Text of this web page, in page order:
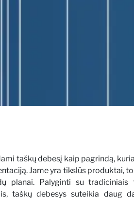
taškų debesį kaip pagrindą,
Jame yra tikslūs produktai,
planai. Palyginti su tradiciniais
taškų debesys suteikia daug